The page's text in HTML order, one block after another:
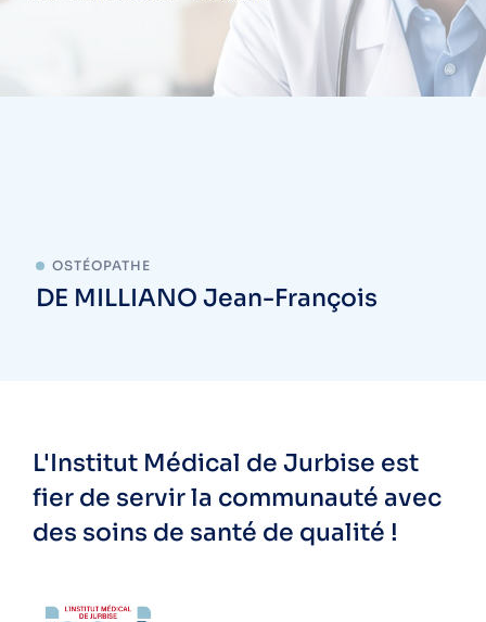
OSTÉOPATHE
DE MILLIANO Jean-François
L'Institut Médical de Jurbise est
fier de servir la communauté avec
des soins de santé de qualité !